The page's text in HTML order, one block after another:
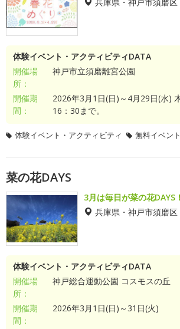
兵庫県・神戸市須磨区
体験イベント・アクティビティDATA
開催場
所：
神戸市立須磨離宮公園
開催期
間：
2026年3月1日(日)～4月29日(水)
16：30まで。
体験イベント・アクティビティ 無料イベント
菜の花DAYS
3月は毎日が菜の花DAYS！
兵庫県・神戸市須磨区
体験イベント・アクティビティDATA
開催場
所：
神戸総合運動公園 コスモスの丘
開催期
間：
2026年3月1日(日)～31日(火)